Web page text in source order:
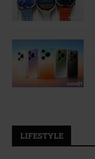
LIFESTYLE